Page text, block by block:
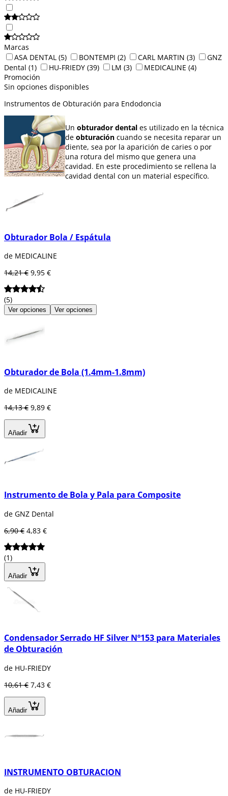
Marcas
ASA DENTAL (5) BONTEMPI (2) CARL MARTIN (3)
GNZ
Dental (1) HU-FRIEDY (39) LM (3) MEDICALINE (4)
Promoción
Sin opciones disponibles
Instrumentos de Obturación para Endodoncia
Un obturador dental es utilizado en la técnica
de obturación cuando se necesita reparar un
diente, sea por la aparición de caries o por
una rotura del mismo que genera una
cavidad. En este procedimiento se rellena la
cavidad dental con un material específico.
En Dentaltix podrá encontrar una variedad de
Obturador Bola / Espátula
de MEDICALINE
14,21 € 9,95 €
(5)
Ver opciones Ver opciones
Obturador de Bola (1.4mm-1.8mm)
de MEDICALINE
14,13 € 9,89 €
Añadir
Instrumento de Bola y Pala para Composite
de GNZ Dental
6,90 € 4,83 €
(1)
Añadir
Condensador Serrado HF Silver Nº153 para Materiales
de Obturación
de HU-FRIEDY
10,61 € 7,43 €
Añadir
INSTRUMENTO OBTURACION
de HU-FRIEDY